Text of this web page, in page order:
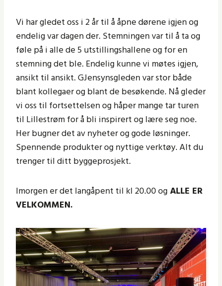
Vi har gledet oss i 2 år til å åpne dørene igjen og
endelig var dagen der. Stemningen var til å ta og
føle på i alle de 5 utstillingshallene og for en
stemning det ble. Endelig kunne vi møtes igjen,
ansikt til ansikt. GJensynsgleden var stor både
blant kollegaer og blant de besøkende. Nå gleder
vi oss til fortsettelsen og håper mange tar turen
til Lillestrøm for å bli inspirert og lære seg noe.
Her bugner det av nyheter og gode løsninger.
Spennende produkter og nyttige verktøy. Alt du
trenger til ditt byggeprosjekt.
Imorgen er det langåpent til kl 20.00 ogALLE ER
VELKOMMEN.